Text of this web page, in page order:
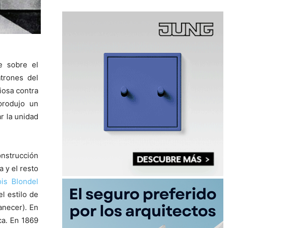
sobre el
del
contra
un
la unidad
y el resto
Blondel
estilo de
En
En 1869